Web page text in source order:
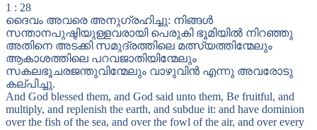
1 : 28
ദൈവം അവരെ അനുഗ്രഹിച്ചു: നിങ്ങൾ
സന്താനപുഷ്ടിയുള്ളവരായി പെരുകി ഭൂമിയിൽ നിറഞ്ഞു
അതിനെ അടക്കി സമുദ്രത്തിലെ മത്സ്യത്തിന്മേലും
ആകാശത്തിലെ പറവജാതിയിന്മേലും
സകലഭൂചരജന്തുവിന്മേലും വാഴുവിൻ എന്നു അവരോടു
കല്പിച്ചു.
And God blessed them, and God said unto them, Be fruitful, and
multiply, and replenish the earth, and subdue it: and have dominion
over the fish of the sea, and over the fowl of the air, and over every